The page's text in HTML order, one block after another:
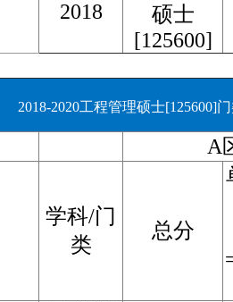
2018
硕士
[125600]
2018-2020工程管理硕士[125600]
A
学科/门
类
总分